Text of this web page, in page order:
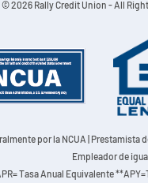
2026 Rally Credit Union - All
por la NCUA | Prestamista
Empleador de
Tasa Anual Equivalente